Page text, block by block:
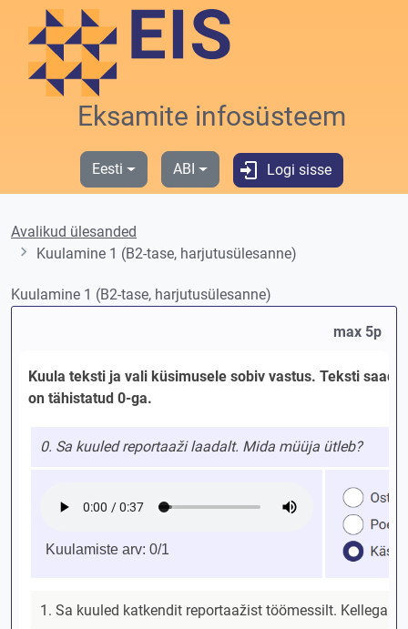
Liigu põhisisu juurde
Eksamite infosüsteem
Eesti ABI Logi sisse
Avalikud ülesanded
Kuulamine 1 (B2-tase, harjutusülesanne)
Kuulamine 1 (B2-tase, harjutusülesanne)
max 5p